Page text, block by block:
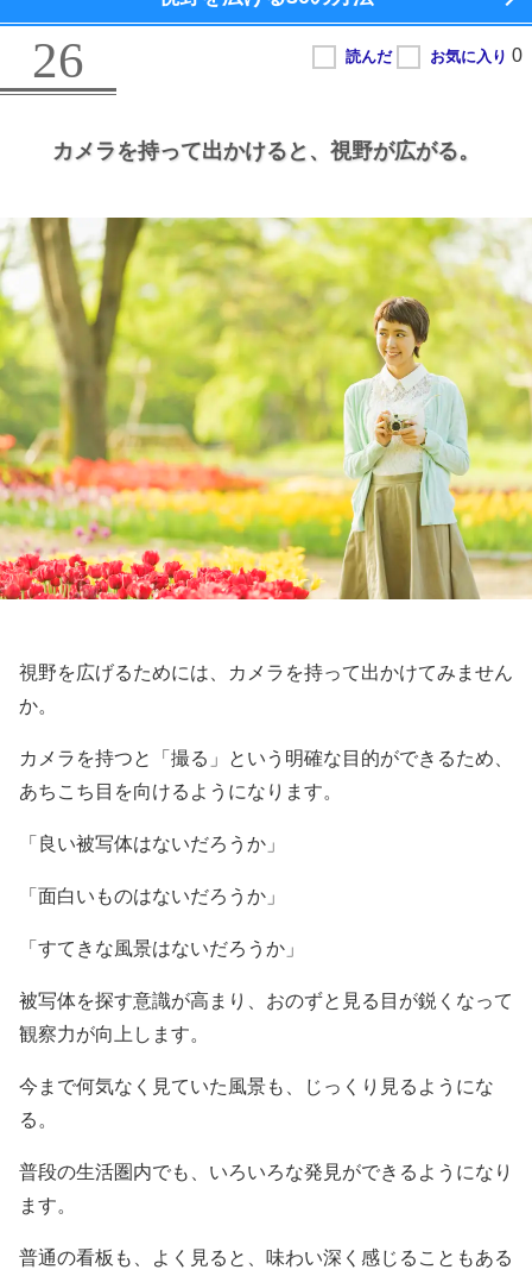
26
カメラを持って出かけると、 視野が広がる。
視野を広げるためには、カメラを持って出かけてみません
か。
カメラを持つと「撮る」という明確な目的ができるため、
あちこち目を向けるようになります。
「良い被写体はないだろうか」
「面白いものはないだろうか」
「すてきな風景はないだろうか」
被写体を探す意識が高まり、おのずと見る目が鋭くなって
観察力が向上します。
今まで何気なく見ていた風景も、じっくり見るようにな
る。
普段の生活圏内でも、いろいろな発見ができるようになり
ます。
普通の看板も、よく見ると、味わい深く感じることもある